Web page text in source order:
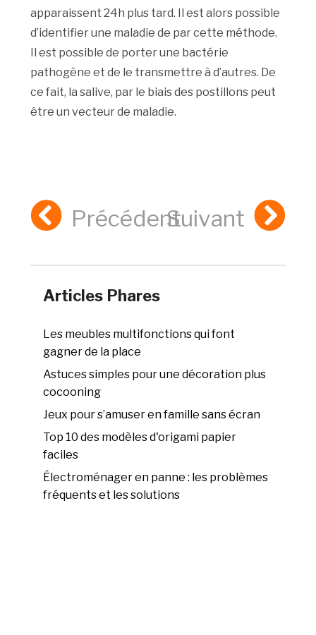
apparaissent 24h plus tard. Il est alors possible
d’identifier une maladie de par cette méthode.
Il est possible de porter une bactérie
pathogène et de le transmettre à d’autres. De
ce fait, la salive, par le biais des postillons peut
être un vecteur de maladie.
PrécédentSuivant
Articles Phares
Les meubles multifonctions qui font
gagner de la place
Astuces simples pour une décoration plus
cocooning
Jeux pour s’amuser en famille sans écran
Top 10 des modèles d'origami papier
faciles
Électroménager en panne : les problèmes
fréquents et les solutions